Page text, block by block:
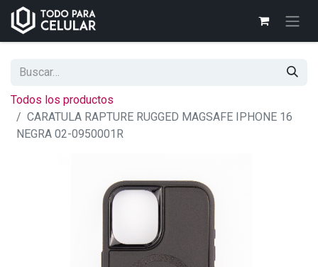
Todos los productos
CARATULA RAPTURE RUGGED MAGSAFE IPHONE 16
NEGRA 02-0950001R